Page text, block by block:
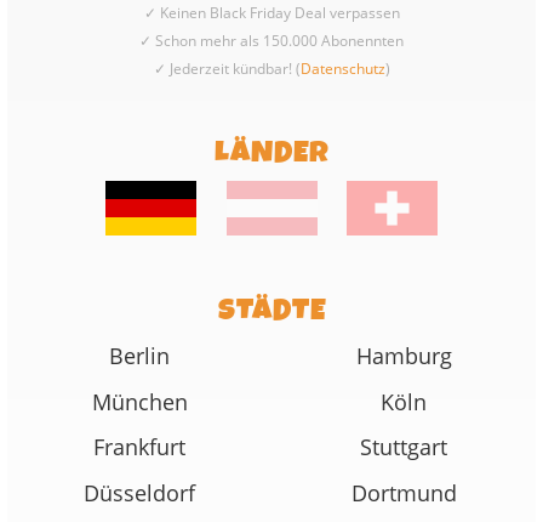
✓ Keinen Black Friday Deal verpassen
✓ Schon mehr als 150.000 Abonennten
✓ Jederzeit kündbar! (Datenschutz)
LÄNDER
STÄDTE
Berlin
Hamburg
München
Köln
Frankfurt
Stuttgart
Düsseldorf
Dortmund